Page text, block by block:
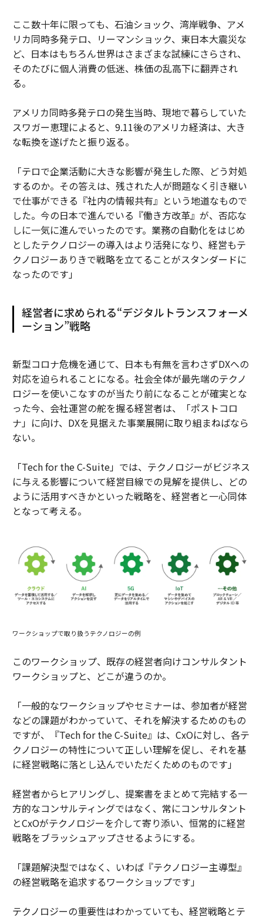
ここ数十年に限っても、石油ショック、湾岸戦争、アメ
リカ同時多発テロ、リーマンショック、東日本大震災な
ど、日本はもちろん世界はさまざまな試練にさらされ、
そのたびに個人消費の低迷、株価の乱高下に翻弄され
る。
アメリカ同時多発テロの発生当時、現地で暮らしていた
スワガー恵理によると、9.11後のアメリカ経済は、大き
な転換を遂げたと振り返る。
「テロで企業活動に大きな影響が発生した際、どう対処
するのか。その答えは、残された人が問題なく引き継い
で仕事ができる『社内の情報共有』という地道なもので
した。今の日本で進んでいる『働き方改革』が、否応な
しに一気に進んでいったのです。業務の自動化をはじめ
としたテクノロジーの導入はより活発になり、経営もテ
クノロジーありきで戦略を立てることがスタンダードに
なったのです」
経営者に求められる“デジタルトランスフォーメ
ーション”戦略
新型コロナ危機を通じて、日本も有無を言わさずDXへの
対応を迫られることになる。社会全体が最先端のテクノ
ロジーを使いこなすのが当たり前になることが確実とな
った今、会社運営の舵を握る経営者は、「ポストコロ
ナ」に向け、DXを見据えた事業展開に取り組まねばなら
ない。
「Tech for the C-Suite」では、テクノロジーがビジネス
に与える影響について経営目線での見解を提供し、どの
ように活用すべきかといった戦略を、経営者と一心同体
となって考える。
ワークショップで取り扱うテクノロジーの例
このワークショップ、既存の経営者向けコンサルタント
ワークショップと、どこが違うのか。
「一般的なワークショップやセミナーは、参加者が経営
などの課題がわかっていて、それを解決するためのもの
ですが、『Tech for the C-Suite』は、CxOに対し、各テ
クノロジーの特性について正しい理解を促し、それを基
に経営戦略に落とし込んでいただくためのものです」
経営者からヒアリングし、提案書をまとめて完結する一
方的なコンサルティングではなく、常にコンサルタント
とCxOがテクノロジーを介して寄り添い、恒常的に経営
戦略をブラッシュアップさせるようにする。
「課題解決型ではなく、いわば『テクノロジー主導型』
の経営戦略を追求するワークショップです」
テクノロジーの重要性はわかっていても、経営戦略とテ